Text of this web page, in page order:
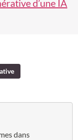
d’une IA
dans